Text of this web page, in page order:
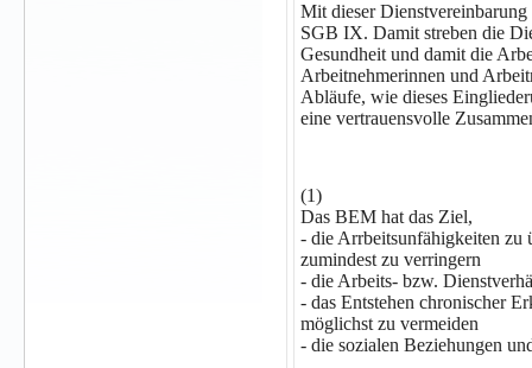
Mit dieser
SGB IX. Damit streben die
Gesundheit und damit die
Arbeitnehmerinnen und
Abläufe, wie dieses
eine vertrauensvolle
(1)
Das BEM hat das Ziel,
- die Arrbeitsunfähigkeiten zu
zumindest zu verringern
- die Arbeits- bzw.
- das Entstehen chronischer
möglichst zu vermeiden
- die sozialen Beziehungen